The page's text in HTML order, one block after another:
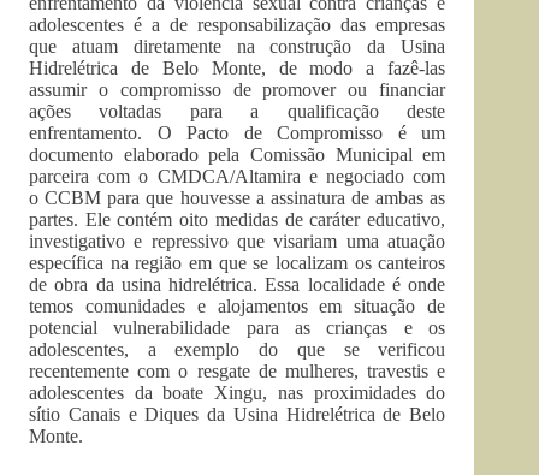
adolescentes é a de responsabilização das empresas
que atuam diretamente na construção da Usina
Hidrelétrica de Belo Monte, de modo a fazê-las
assumir o compromisso de promover ou financiar
ações voltadas para a qualificação deste
enfrentamento. O Pacto de Compromisso é um
documento elaborado pela Comissão Municipal em
parceira com o CMDCA/Altamira e negociado com
o CCBM para que houvesse a assinatura de ambas as
partes. Ele contém oito medidas de caráter educativo,
investigativo e repressivo que visariam uma atuação
específica na região em que se localizam os canteiros
de obra da usina hidrelétrica. Essa localidade é onde
temos comunidades e alojamentos em situação de
potencial vulnerabilidade para as crianças e os
adolescentes, a exemplo do que se verificou
recentemente com o resgate de mulheres, travestis e
adolescentes da boate Xingu, nas proximidades do
sítio Canais e Diques da Usina Hidrelétrica de Belo
Monte.